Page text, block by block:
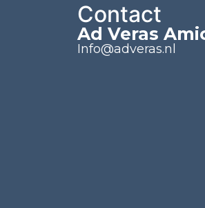
Contact
Ad Veras
Info@adveras.nl